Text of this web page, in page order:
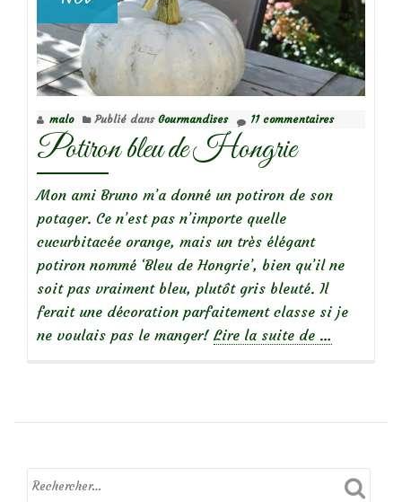
malo Publié dans Gourmandises 11 commentaires
Potiron bleu de Hongrie
Mon ami Bruno m’a donné un potiron de son
potager. Ce n’est pas n’importe quelle
cucurbitacée orange, mais un très élégant
potiron nommé ‘Bleu de Hongrie’, bien qu’il ne
soit pas vraiment bleu, plutôt gris bleuté. Il
ferait une décoration parfaitement classe si je
ne voulais pas le manger! Lire la suite de
de
…